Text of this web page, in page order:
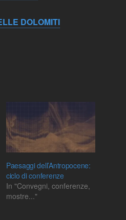
DOLOMITI
Paesaggi dell’Antropocene:
ciclo di conferenze
In "Convegni, conferenze,
mostre..."